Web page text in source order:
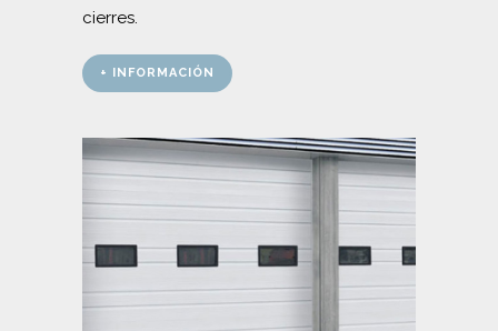
cierres.
+ INFORMACIÓN